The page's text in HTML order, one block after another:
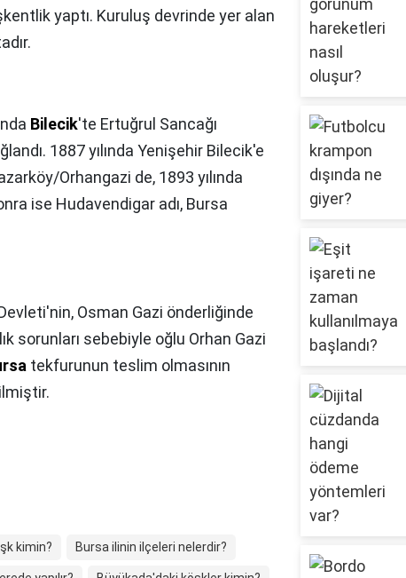
yaptı. Kuruluş devrinde yer alan
Bilecik'te Ertuğrul Sancağı
1887 yılında Yenişehir Bilecik'e
Orhangazi de, 1893 yılında
ise Hudavendigar adı, Bursa
Osman Gazi önderliğinde
sorunları sebebiyle oğlu Orhan Gazi
tekfurunun teslim olmasının
kimin? Bursa ilinin ilçeleri nelerdir?